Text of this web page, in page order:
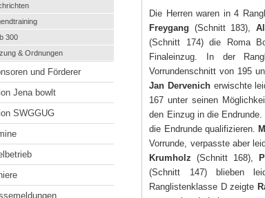
300
& Ordnungen
und Förderer
Jena bowlt
SWGGUG
Die Herren waren in 4
Freygang (Schnitt 183),
(Schnitt 174) die Roma
Finaleinzug. In der
Vorrundenschnitt von 195
Jan Dervenich erwischte
167 unter seinen
den Einzug in die Endrunde.
die Endrunde qualifizieren.
Vorrunde, verpasste aber
Krumholz (Schnitt 168),
(Schnitt 147) blieben
Ranglistenklasse D zeigte